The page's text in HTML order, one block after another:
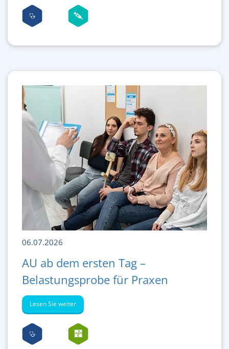
06.07.2026
AU ab dem ersten Tag –
Belastungsprobe für Praxen
Lesen Sie weiter